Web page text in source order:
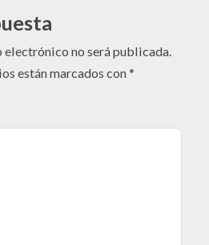
electrónico no será publicada.
están marcados con*